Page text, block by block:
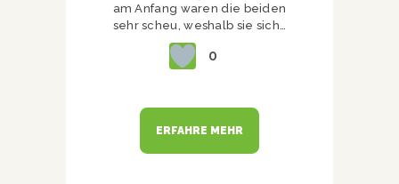
am Anfang waren die beiden
sehr scheu, weshalb sie sich…
0
ERFAHRE MEHR